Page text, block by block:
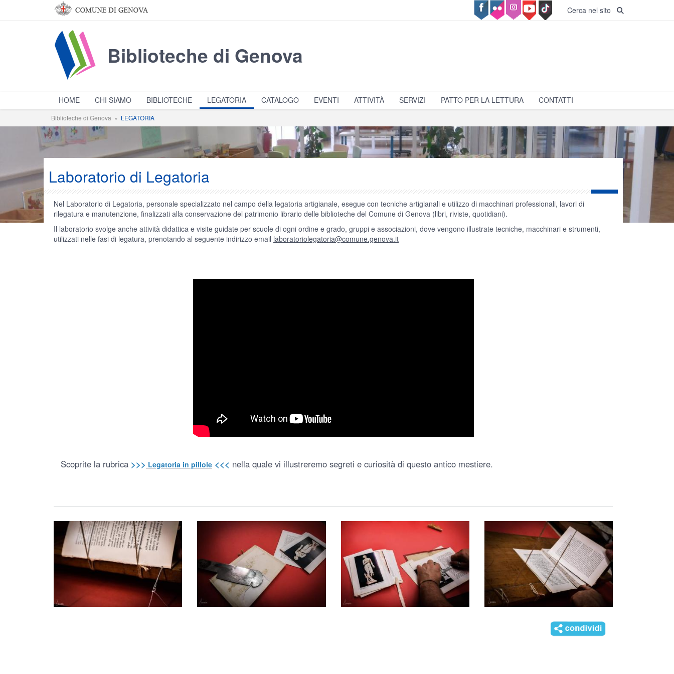
Salta al contenuto principale Cerca nel sito
Biblioteche di Genova
HOME CHI SIAMO BIBLIOTECHE LEGATORIA CATALOGO EVENTI ATTIVITÀ SERVIZI PATTO PER LA LETTURA CONTATTI
Biblioteche di Genova » LEGATORIA
Laboratorio di Legatoria
Nel Laboratorio di Legatoria, personale specializzato nel campo della legatoria artigianale, esegue con tecniche artigianali e utilizzo di macchinari professionali, lavori di
rilegatura e manutenzione, finalizzati alla conservazione del patrimonio librario delle biblioteche del Comune di Genova (libri, riviste, quotidiani).
Il laboratorio svolge anche attività didattica e visite guidate per scuole di ogni ordine e grado, gruppi e associazioni, dove vengono illustrate tecniche, macchinari e strumenti,
utilizzati nelle fasi di legatura, prenotando al seguente indirizzo email laboratoriolegatoria@comune.genova.it
Scoprite la rubrica >>> Legatoria in pillole <<< nella quale vi illustreremo segreti e curiosità di questo antico mestiere.